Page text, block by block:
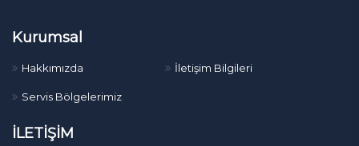
Kurumsal
Hakkımızda İletişim Bilgileri
Servis Bölgelerimiz
İLETİŞİM